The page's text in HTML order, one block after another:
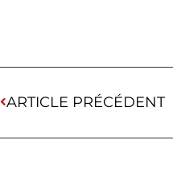
ARTICLE PRÉCÉDENT